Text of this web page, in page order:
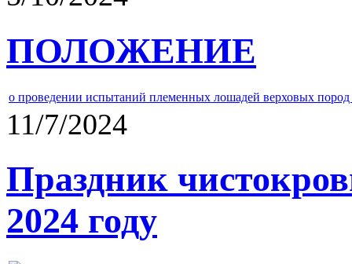
ПОЛОЖЕНИЕ
о проведении испытаний племенных лошадей верховых
11/7/2024
Праздник
2024 году